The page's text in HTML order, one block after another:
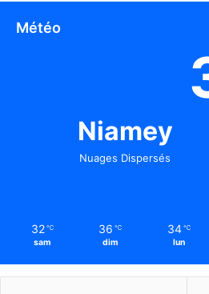
Météo
Niamey
Nuages Dispersés
32 ℃
sam
36 ℃
dim
34 ℃
lun